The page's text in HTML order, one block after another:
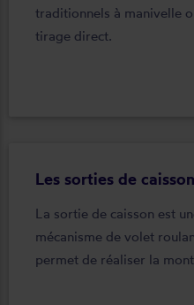
traditionnels à manivelle
tirage direct.
Les sorties de caisson
La sortie de caisson est
mécanisme de volet
permet de réaliser la